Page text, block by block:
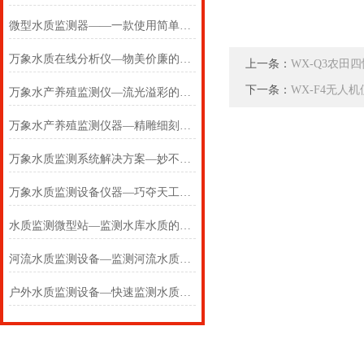
微型水质监测器——一款使用简单的水质监测站2024(万象推送)
万象水质在线分析仪—物美价廉的水质在线监测仪器#【2024+全+国+包邮】
万象水产养殖监测仪—流光溢彩的多参数水质监测仪#【2024+全+国+包邮】
万象水产养殖监测仪器—精雕细刻的水产养殖监测站#【2024+全+国+包邮】
万象水质监测系统解决方案—妙不可言的水产养殖监测系统#【2024+全+国】
万象水质监测设备仪器—巧夺天工的供水管网水质监测系统#【2024+全+国】
水质监测微型站—监测水库水质的水库水质监测设备#(2024+全+国+包邮)
河流水质监测设备—监测河流水质的河流水质在线监测系统#(2024+全+国+包邮)
户外水质监测设备—快速监测水质的水质快速监测设备#(2024+全+国+包邮)
上一条： WX-Q3农田
下一条： WX-F4无人机